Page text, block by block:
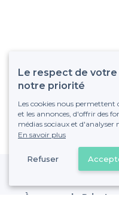
À propos de
Le respect de
notre priorité
Les cookies nous permettent
et les annonces, d'offrir des
médias sociaux et d'analyser
En savoir plus
Refuser